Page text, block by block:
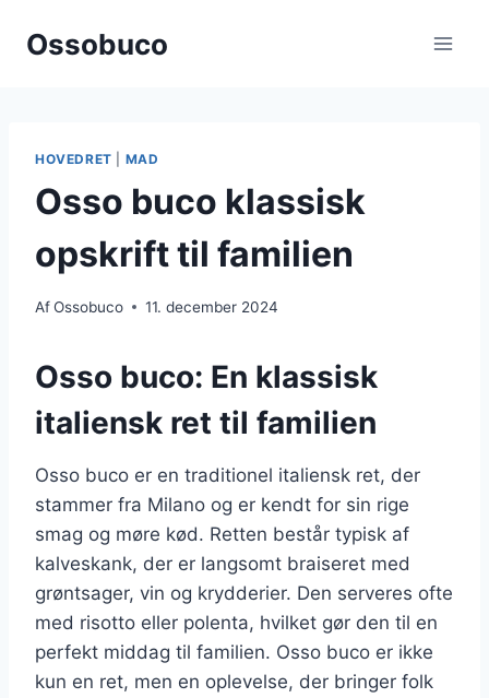
Ossobuco
HOVEDRET MAD
Osso buco klassisk
opskrift til familien
AfOssobuco 11. december 2024
Osso buco: En klassisk
italiensk ret til familien
Osso buco er en traditionel italiensk ret, der
stammer fra Milano og er kendt for sin rige
smag og møre kød. Retten består typisk af
kalveskank, der er langsomt braiseret med
grøntsager, vin og krydderier. Den serveres ofte
med risotto eller polenta, hvilket gør den til en
perfekt middag til familien. Osso buco er ikke
kun en ret, men en oplevelse, der bringer folk